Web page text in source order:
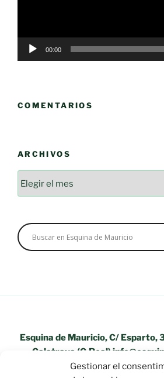
Gestionar el
00:00
COMENTARIOS
ARCHIVOS
Esquina de Mauricio, C/ Esparto,
Calatrava (C.Real)